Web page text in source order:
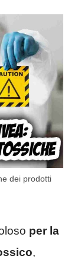
dei prodotti
per la
,